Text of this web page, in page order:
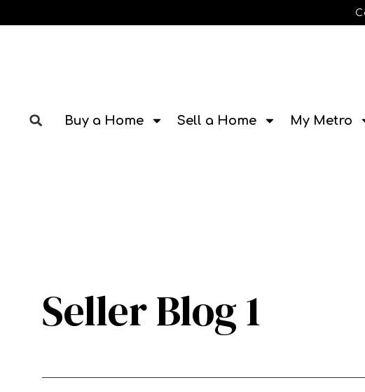
Buy a Home Sell a Home My Metro
Seller Blog 1